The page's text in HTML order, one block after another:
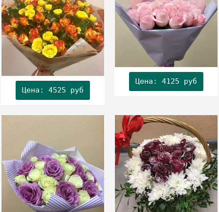
Цена: 4525 руб
Цена: 4125 руб